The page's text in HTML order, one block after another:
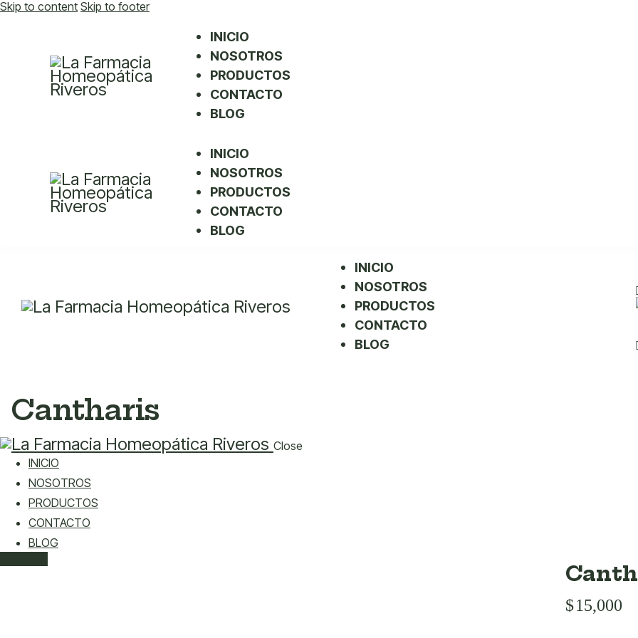
Skip to content Skip to footer
INICIO
NOSOTROS
PRODUCTOS
CONTACTO
BLOG
INICIO
NOSOTROS
PRODUCTOS
CONTACTO
BLOG
INICIO
NOSOTROS
PRODUCTOS
CONTACTO
BLOG
Cantharis
Close
INICIO
NOSOTROS
PRODUCTOS
CONTACTO
BLOG
$15,000